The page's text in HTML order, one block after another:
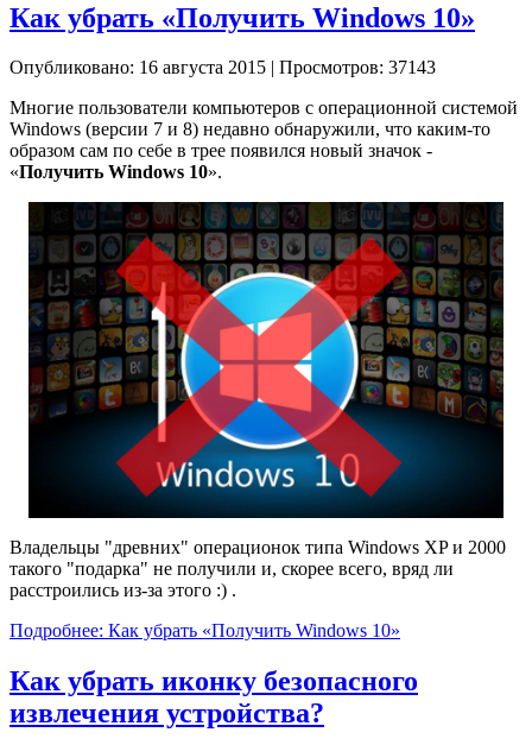
Как убрать «Получить Windows 10»
Опубликовано: 16 августа 2015
Просмотров: 37143
Многие пользователи компьютеров с операционной системой
Windows (версии 7 и 8) недавно обнаружили, что каким-то
образом сам по себе в трее появился новый значок -
«Получить Windows 10».
Владельцы "древних" операционок типа Windows XP и 2000
такого "подарка" не получили и, скорее всего, вряд ли
расстроились из-за этого :) .
Подробнее: Как убрать «Получить Windows 10»
Как убрать иконку безопасного
извлечения устройства?